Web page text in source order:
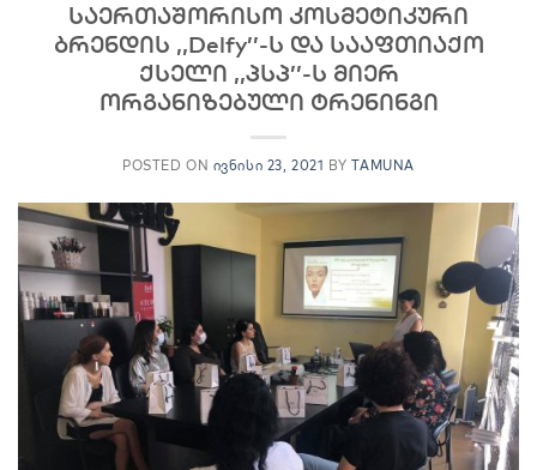
საერთაშორისო კოსმეტიკური
ბრენდის ,,Delfy’’-ს და სააფთიაქო
ქსელი ,,პსპ’’-ს მიერ
ორგანიზებული ტრენინგი
POSTED ON ᲘᲕᲜᲘᲡᲘ 23, 2021 BYTAMUNA